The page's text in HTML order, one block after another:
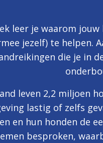
leer je waarom
jezelf) te helpen.
die je in
leven 2,2 miljoen
lastig of zelfs
en hun honden de
besproken,